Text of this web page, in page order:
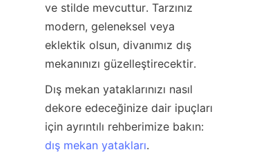
ve stilde mevcuttur. Tarzınız
modern, geleneksel veya
eklektik olsun, divanımız dış
mekanınızı güzelleştirecektir.
Dış mekan yataklarınızı nasıl
dekore edeceğinize dair ipuçları
dış mekan yatakları.